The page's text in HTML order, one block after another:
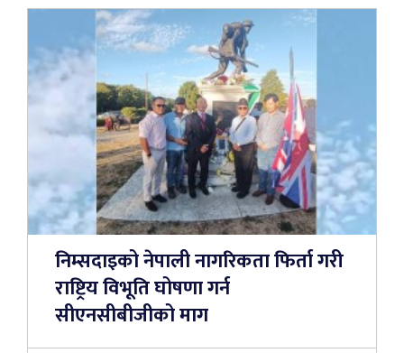
निम्सदाइको नेपाली नागरिकता फिर्ता गरी
राष्ट्रिय विभूति घोषणा गर्न
सीएनसीबीजीको माग